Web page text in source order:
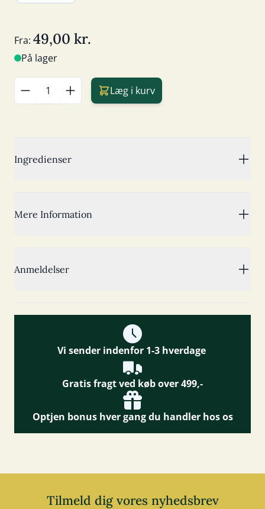
Fra: 49,00 kr.
På lager
Læg i kurv
Ingredienser
Mere Information
Anmeldelser
Vi sender indenfor 1-3 hverdage
Gratis fragt ved køb over 499,-
Optjen bonus hver gang du handler hos os
Tilmeld dig vores nyhedsbrev